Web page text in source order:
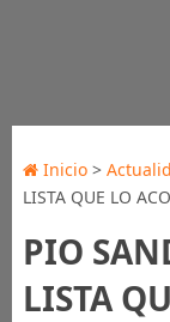
Inicio>
LISTA QUE LO
PIO
LISTA